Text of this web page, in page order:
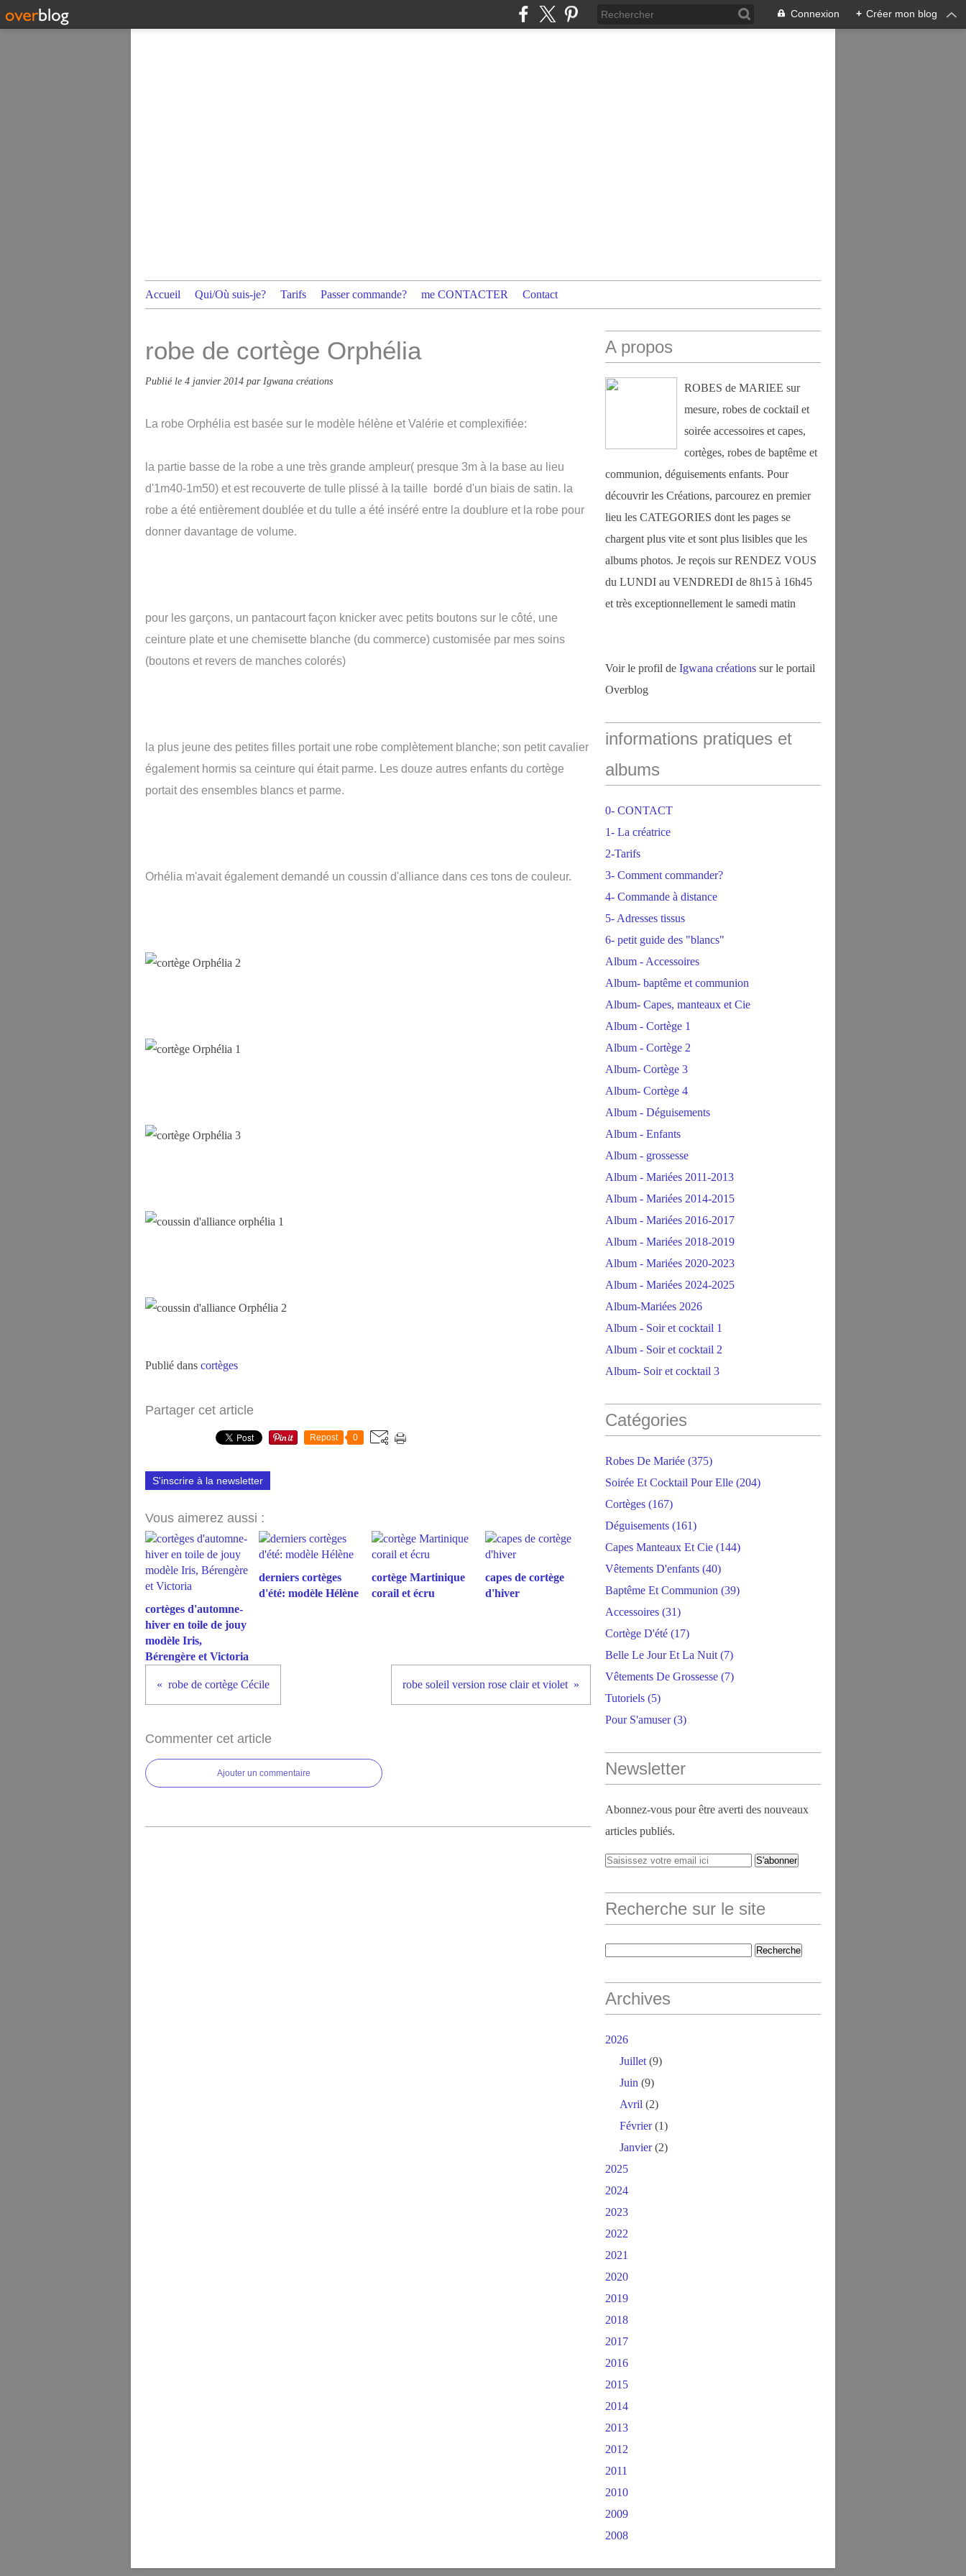
Connexion + Créer mon blog
Accueil Qui/Où suis-je? Tarifs Passer commande? me CONTACTER Contact
robe de cortège Orphélia
Publié le 4 janvier 2014 par Igwana créations
La robe Orphélia est basée sur le modèle hélène et Valérie et complexifiée:
la partie basse de la robe a une très grande ampleur( presque 3m à la base au lieu
d'1m40-1m50) et est recouverte de tulle plissé à la taille bordé d'un biais de satin. la
robe a été entièrement doublée et du tulle a été inséré entre la doublure et la robe pour
donner davantage de volume.
pour les garçons, un pantacourt façon knicker avec petits boutons sur le côté, une
ceinture plate et une chemisette blanche (du commerce) customisée par mes soins
(boutons et revers de manches colorés)
la plus jeune des petites filles portait une robe complètement blanche; son petit cavalier
également hormis sa ceinture qui était parme. Les douze autres enfants du cortège
portait des ensembles blancs et parme.
Orhélia m'avait également demandé un coussin d'alliance dans ces tons de couleur.
Publié dans cortèges
Partager cet article
Repost 0
S'inscrire à la newsletter
Vous aimerez aussi :
cortèges d'automne-
hiver en toile de jouy
modèle Iris,
Bérengère et Victoria
derniers cortèges
d'été: modèle Hélène
cortège Martinique
corail et écru
capes de cortège
d'hiver
robe de cortège Cécile robe soleil version rose clair et violet
Commenter cet article
Ajouter un commentaire
A propos
ROBES de MARIEE sur
mesure, robes de cocktail et
soirée accessoires et capes,
cortèges, robes de baptême et
communion, déguisements enfants. Pour
découvrir les Créations, parcourez en premier
lieu les CATEGORIES dont les pages se
chargent plus vite et sont plus lisibles que les
albums photos. Je reçois sur RENDEZ VOUS
du LUNDI au VENDREDI de 8h15 à 16h45
et très exceptionnellement le samedi matin
Voir le profil de Igwana créations sur le portail
Overblog
informations pratiques et
albums
0- CONTACT
1- La créatrice
2-Tarifs
3- Comment commander?
4- Commande à distance
5- Adresses tissus
6- petit guide des "blancs"
Album - Accessoires
Album- baptême et communion
Album- Capes, manteaux et Cie
Album - Cortège 1
Album - Cortège 2
Album- Cortège 3
Album- Cortège 4
Album - Déguisements
Album - Enfants
Album - grossesse
Album - Mariées 2011-2013
Album - Mariées 2014-2015
Album - Mariées 2016-2017
Album - Mariées 2018-2019
Album - Mariées 2020-2023
Album - Mariées 2024-2025
Album-Mariées 2026
Album - Soir et cocktail 1
Album - Soir et cocktail 2
Album- Soir et cocktail 3
Catégories
Robes De Mariée (375)
Soirée Et Cocktail Pour Elle (204)
Cortèges (167)
Déguisements (161)
Capes Manteaux Et Cie (144)
Vêtements D'enfants (40)
Baptême Et Communion (39)
Accessoires (31)
Cortège D'été (17)
Belle Le Jour Et La Nuit (7)
Vêtements De Grossesse (7)
Tutoriels (5)
Pour S'amuser(3)
Newsletter
Abonnez-vous pour être averti des nouveaux
articles publiés.
Recherche sur le site
Archives
2026
Juillet (9)
Juin (9)
Avril (2)
Février(1)
Janvier(2)
2025
2024
2023
2022
2021
2020
2019
2018
2017
2016
2015
2014
2013
2012
2011
2010
2009
2008